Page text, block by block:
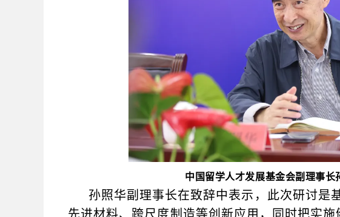
中国留学人才发展基金会副理事长
孙照华副理事长在致辞中表示，此次研讨是
先进材料、跨尺度制造等创新应用，同时把实